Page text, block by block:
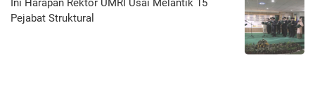
Ini Harapan Rektor UMRI Usai Melantik 15
Pejabat Struktural